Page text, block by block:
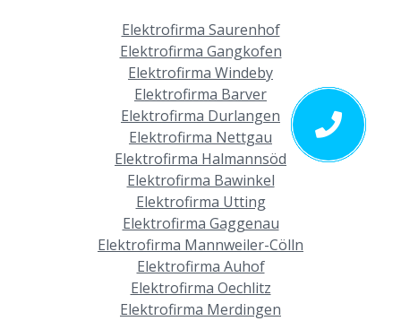
Elektrofirma Saurenhof
Elektrofirma Gangkofen
Elektrofirma Windeby
Elektrofirma Barver
Elektrofirma Durlangen
Elektrofirma Nettgau
Elektrofirma Halmannsöd
Elektrofirma Bawinkel
Elektrofirma Utting
Elektrofirma Gaggenau
Elektrofirma Mannweiler-Cölln
Elektrofirma Auhof
Elektrofirma Oechlitz
Elektrofirma Merdingen